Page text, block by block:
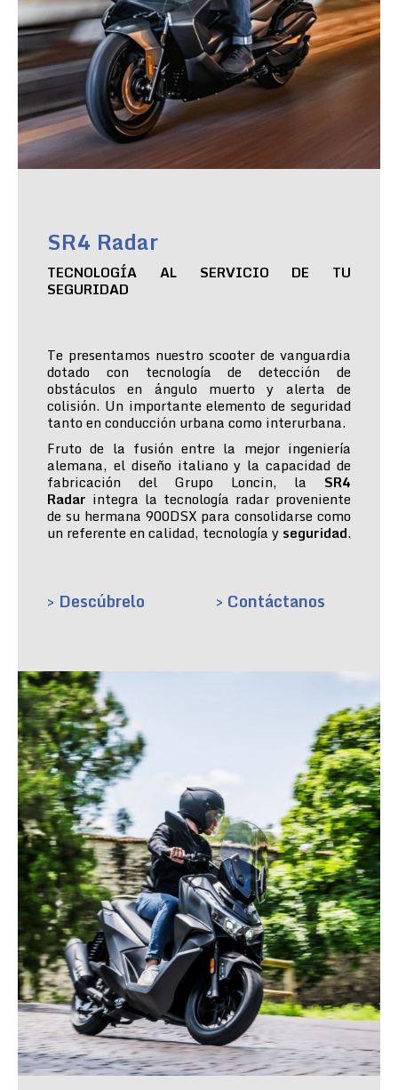
SR4 Radar
TECNOLOGÍA AL SERVICIO DE TU
SEGURIDAD
Te presentamos nuestro scooter de vanguardia
dotado con tecnología de detección de
obstáculos en ángulo muerto y alerta de
colisión. Un importante elemento de seguridad
tanto en conducción urbana como interurbana.
Fruto de la fusión entre la mejor ingeniería
alemana, el diseño italiano y la capacidad de
fabricación del Grupo Loncin, la SR4
Radar integra la tecnología radar proveniente
de su hermana 900DSX para consolidarse como
un referente en calidad, tecnología y seguridad.
> Descúbrelo > Contáctanos